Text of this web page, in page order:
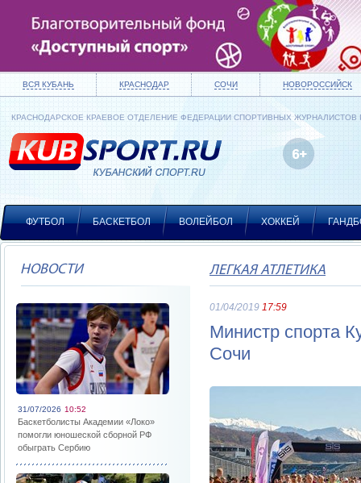
ВСЯ КУБАНЬ КРАСНОДАР СОЧИ НОВОРОССИЙСК
КРАСНОДАРСКОЕ КРАЕВОЕ ОТДЕЛЕНИЕ ФЕДЕРАЦИИ СПОРТИВНЫХ ЖУРНАЛИСТОВ
ФУТБОЛ БАСКЕТБОЛ ВОЛЕЙБОЛ ХОККЕЙ
НОВОСТИ
31/07/2026 10:52
Баскетболисты Академии «Локо»
помогли юношеской сборной РФ
обыграть Сербию
ЛЕГКАЯ АТЛЕТИКА
01/04/2019 17:59
Министр спорта
Сочи